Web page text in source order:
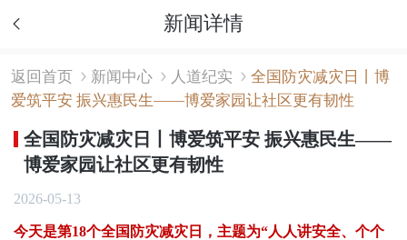
新闻详情
返回首页 新闻中心 人道纪实
全国防灾减灾日丨博
爱筑平安 振兴惠民生——博爱家园让社区更有韧性
全国防灾减灾日丨博爱筑平安 振兴惠民生——
博爱家园让社区更有韧性
2026-05-13
今天是第18个全国防灾减灾日，主题为“人人讲安全、个个